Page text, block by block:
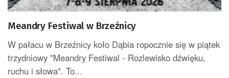
Meandry Festiwal w Brzeźnicy
W pałacu w Brzeźnicy koło Dąbia ropocznie się w piątek
trzydniowy "Meandry Festiwal - Rozlewisko dźwięku,
ruchu i słowa". To...